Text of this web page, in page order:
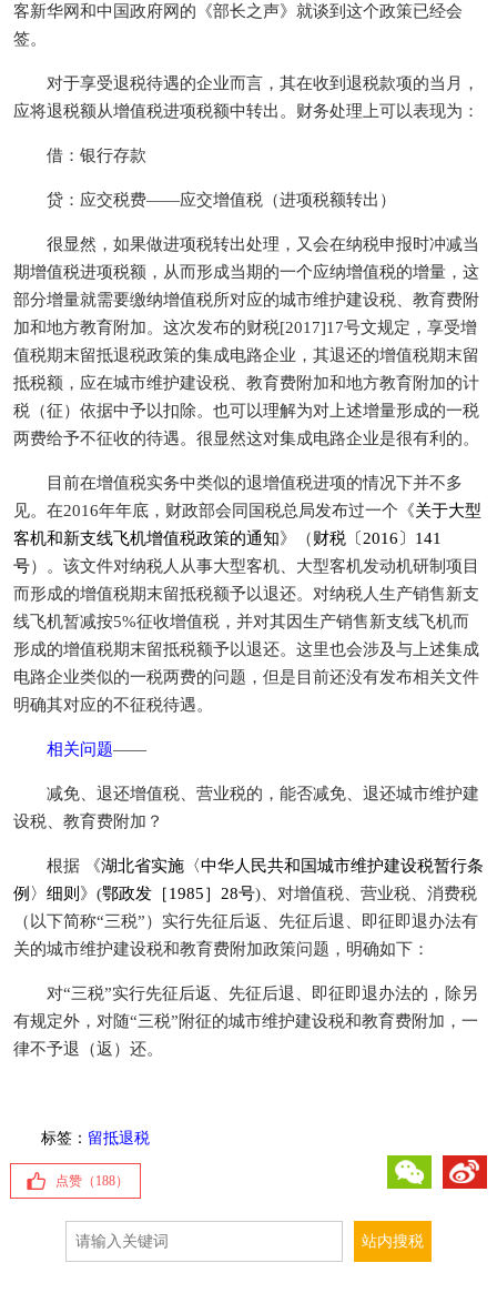
客新华网和中国政府网的《部长之声》就谈到这个政策已经会
签。
对于享受退税待遇的企业而言，其在收到退税款项的当月，
应将退税额从增值税进项税额中转出。财务处理上可以表现为：
借：银行存款
贷：应交税费——应交增值税（进项税额转出）
很显然，如果做进项税转出处理，又会在纳税申报时冲减当
期增值税进项税额，从而形成当期的一个应纳增值税的增量，这
部分增量就需要缴纳增值税所对应的城市维护建设税、教育费附
加和地方教育附加。这次发布的财税[2017]17号文规定，享受增
值税期末留抵退税政策的集成电路企业，其退还的增值税期末留
抵税额，应在城市维护建设税、教育费附加和地方教育附加的计
税（征）依据中予以扣除。也可以理解为对上述增量形成的一税
两费给予不征收的待遇。很显然这对集成电路企业是很有利的。
目前在增值税实务中类似的退增值税进项的情况下并不多
见。在2016年年底，财政部会同国税总局发布过一个《关于大型
客机和新支线飞机增值税政策的通知》（财税〔2016〕141
号）。该文件对纳税人从事大型客机、大型客机发动机研制项目
而形成的增值税期末留抵税额予以退还。对纳税人生产销售新支
线飞机暂减按5%征收增值税，并对其因生产销售新支线飞机而
形成的增值税期末留抵税额予以退还。这里也会涉及与上述集成
电路企业类似的一税两费的问题，但是目前还没有发布相关文件
明确其对应的不征税待遇。
相关问题——
减免、退还增值税、营业税的，能否减免、退还城市维护建
设税、教育费附加？
根据 《湖北省实施〈中华人民共和国城市维护建设税暂行条
例〉细则 》(鄂政发［1985］28号)、对增值税、营业税、消费税
（以下简称“三税”）实行先征后返、先征后退、即征即退办法有
关的城市维护建设税和教育费附加政策问题，明确如下：
对“三税”实行先征后返、先征后退、即征即退办法的，除另
有规定外，对随“三税”附征的城市维护建设税和教育费附加，一
律不予退（返）还。
标签： 留抵退税
点赞（ 188）